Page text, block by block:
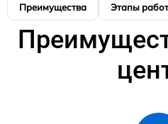
Преимущества Этапы работ